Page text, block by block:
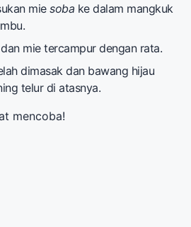
mie soba ke dalam mangkuk
mie tercampur dengan rata.
dimasak dan bawang hijau
telur di atasnya.
mencoba!